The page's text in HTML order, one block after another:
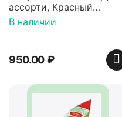
ассорти, Красный
Октябрь 500гр
В наличии
950.00₽